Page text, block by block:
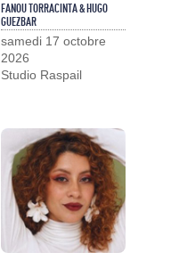
FANOU TORRACINTA & HUGO
GUEZBAR
samedi 17 octobre
2026
Studio Raspail